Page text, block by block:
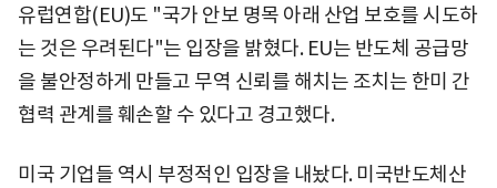
유럽연합(EU)도 "국가 안보 명목 아래 산업 보호를 시도하
는 것은 우려된다"는 입장을 밝혔다. EU는 반도체 공급망
을 불안정하게 만들고 무역 신뢰를 해치는 조치는 한미 간
협력 관계를 훼손할 수 있다고 경고했다.
미국 기업들 역시 부정적인 입장을 내놨다. 미국반도체산